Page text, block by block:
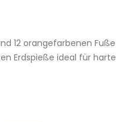
12 orangefarbenen
Erdspieße ideal für